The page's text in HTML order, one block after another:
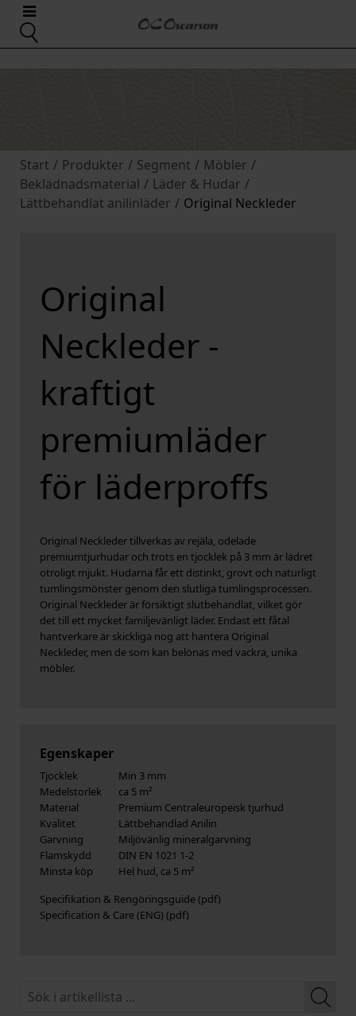
Start / Produkter / Segment / Möbler /
Beklädnadsmaterial / Läder & Hudar /
Lättbehandlat anilinläder / Original Neckleder
Original
Neckleder -
kraftigt
premiumläder
för läderproffs
Original Neckleder tillverkas av rejäla, odelade
premiumtjurhudar och trots en tjocklek på 3 mm är lädret
otroligt mjukt. Hudarna får ett distinkt, grovt och naturligt
tumlingsmönster genom den slutliga tumlingsprocessen.
Original Neckleder är försiktigt slutbehandlat, vilket gör
det till ett mycket familjevänligt läder. Endast ett fåtal
hantverkare är skickliga nog att hantera Original
Neckleder, men de som kan belönas med vackra, unika
möbler.
Egenskaper
Tjocklek
Min 3 mm
Medelstorlek
ca 5 m²
Material
Premium Centraleuropeisk tjurhud
Kvalitet
Lättbehandlad Anilin
Garvning
Miljövänlig mineralgarvning
Flamskydd
DIN EN 1021 1-2
Minsta köp
Hel hud, ca 5 m²
Specifikation & Rengöringsguide
Specification & Care (ENG)